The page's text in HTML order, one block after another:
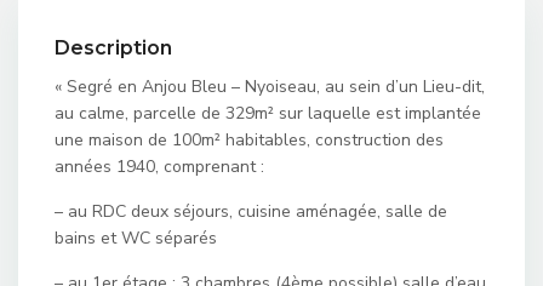
Description
« Segré en Anjou Bleu – Nyoiseau, au sein d’un Lieu-dit,
au calme, parcelle de 329m² sur laquelle est implantée
une maison de 100m² habitables, construction des
années 1940, comprenant :
– au RDC deux séjours, cuisine aménagée, salle de
bains et WC séparés